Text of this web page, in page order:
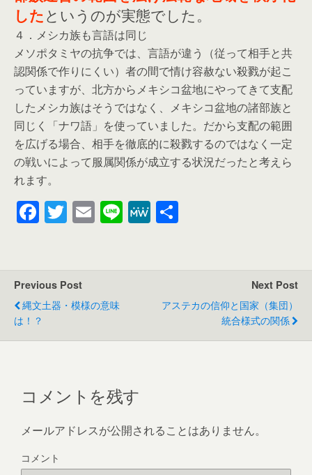
した というのが実態でした。
４．メシカ族も言語は同じ
メソポタミヤの抗争では、言語が違う（従って相手と共
認関係で作りにくい）者の間で情け容赦ない殺戮が起こ
っていますが、北方からメキシコ盆地にやってきて支配
したメシカ族はそうではなく、メキシコ盆地の諸部族と
同じく「ナワ語」を使っていました。だから支配の範囲
を広げる場合、相手を徹底的に殺戮するのではなく一定
の戦いによって服属関係が成立する状況だったと考えら
れます。
F
a
e
b
o
o
T
wi
er
E
m
Li
n
M
e
Previous Post
縄文土器・模様の意味
は！？
Next Post
アステカの信仰と国家（集団）
統合様式の関係
コメントを残す
メールアドレスが公開されることはありません。
コメント